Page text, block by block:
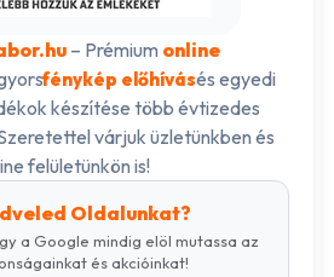
– Prémium online
fénykép előhívásés egyedi
készítése több évtizedes
várjuk üzletünkben és
felületünkön is!
Oldalunkat?
a Google mindig elöl mutassa az
és akcióinkat!